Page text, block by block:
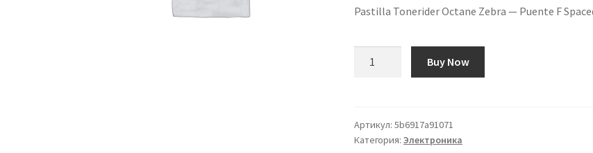
Pastilla Tonerider Octane Zebra — Puente F
Octane
Zebra
Buy Now
Артикул:5b6917a91071
Категория:Электроника